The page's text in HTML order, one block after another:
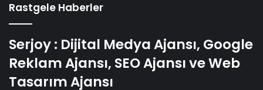
Rastgele Haberler
Serjoy : Dijital Medya Ajansı, Google
Reklam Ajansı, SEO Ajansı ve Web
Tasarım Ajansı